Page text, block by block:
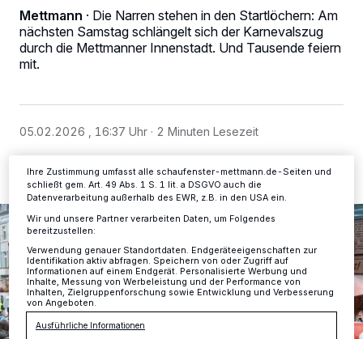
Mettmann · Die Narren stehen in den Startlöchern: Am
nächsten Samstag schlängelt sich der Karnevalszug
durch die Mettmanner Innenstadt. Und Tausende feiern
mit.
05.02.2026 , 16:37 Uhr 2 Minuten Lesezeit
Wir und unsere
-Partner speichern und greifen auf
personenbezogene Daten wie Browserdaten oder eindeutige
Kennungen auf Ihrem Gerät zu. Durch Auswahl von OK aktivieren Sie
Tracking-Technologien für die unter „Wir und unsere Partner
verarbeiten Daten, um Ihnen Dienste bereitzustellen“ aufgeführten
Einstellungen oder Ablehnen am unteren Rand der Webseite klicken.
Ihre Einstellungen gelten innerhalb unseres Website. Weitere
Ihre Zustimmung umfasst alle schaufenster-mettmann.de-Seiten und
schließt gem. Art. 49 Abs. 1 S. 1 lit. a DSGVO auch die
Datenverarbeitung außerhalb des EWR, z.B. in den USA ein.
Wir und unsere Partner verarbeiten Daten, um Folgendes
bereitzustellen:
Verwendung genauer Standortdaten. Endgeräteeigenschaften zur
Identifikation aktiv abfragen. Speichern von oder Zugriff auf
Informationen auf einem Endgerät. Personalisierte Werbung und
Inhalte, Messung von Werbeleistung und der Performance von
Inhalten, Zielgruppenforschung sowie Entwicklung und Verbesserung
von Angeboten.
Ausführliche Informationen